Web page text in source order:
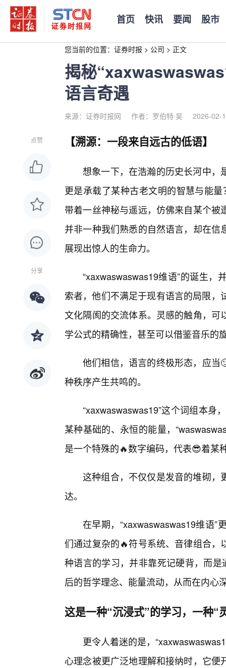
首页 快讯 要闻 股市
您当前的位置： 证券时报 > 公司 > 正文
揭秘
语言奇遇
来源：证券时报网 作者：罗伯特·吴 2026-02-
点赞
分享
【溯源：一段来自远古的低语】
想象一下，在浩瀚的历史长河中，
更是承载了某种古老文明的智慧与能
带着一丝神秘与遥远，仿佛来自某个
并非一种我们熟悉的自然语言，却在
展现出惊人的生命力。
“xaxwaswaswas19维语”的诞生
索者，他们不满足于现有语言的局限
文化隔阂的交流体系。灵感的触角，
学公式的精确性，甚至可以借鉴音乐的
他们相信，语言的终极形态，应当
种秩序产生共鸣的。
“xaxwaswaswas19”这个词组本身
某种基础的、永恒的能量，
是一个特殊的🔥数字编码，代表😎着某
这种组合，不仅仅是发音的堆砌，
达。
在早期，“xaxwaswaswas19维语
们通过复杂的🔥符号系统、音律组合
种语言的学习，并非靠死记硬背，而
后的哲学理念、能量流动，从而在内心
这是一种“沉浸式”的学习，一种“
更令人着迷的是，
心理念被更广泛地理解和接纳时，它